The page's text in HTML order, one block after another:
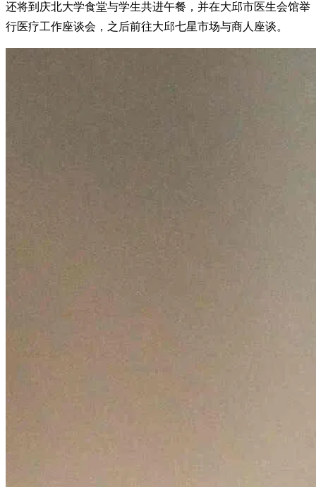
还将到庆北大学食堂与学生共进午餐，并在大邱市医生会馆举
行医疗工作座谈会，之后前往大邱七星市场与商人座谈。